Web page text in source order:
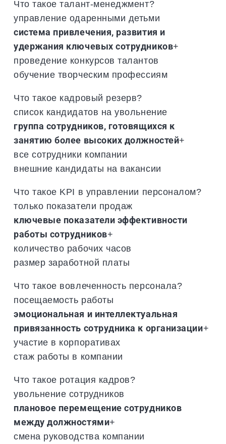
Что такое талант-менеджмент?
управление одаренными детьми
система привлечения, развития и
удержания ключевых сотрудников+
проведение конкурсов талантов
обучение творческим профессиям
Что такое кадровый резерв?
список кандидатов на увольнение
группа сотрудников, готовящихся к
занятию более высоких должностей+
все сотрудники компании
внешние кандидаты на вакансии
Что такое KPI в управлении персоналом?
только показатели продаж
ключевые показатели эффективности
работы сотрудников+
количество рабочих часов
размер заработной платы
Что такое вовлеченность персонала?
посещаемость работы
эмоциональная и интеллектуальная
привязанность сотрудника к организации+
участие в корпоративах
стаж работы в компании
Что такое ротация кадров?
увольнение сотрудников
плановое перемещение сотрудников
между должностями+
смена руководства компании